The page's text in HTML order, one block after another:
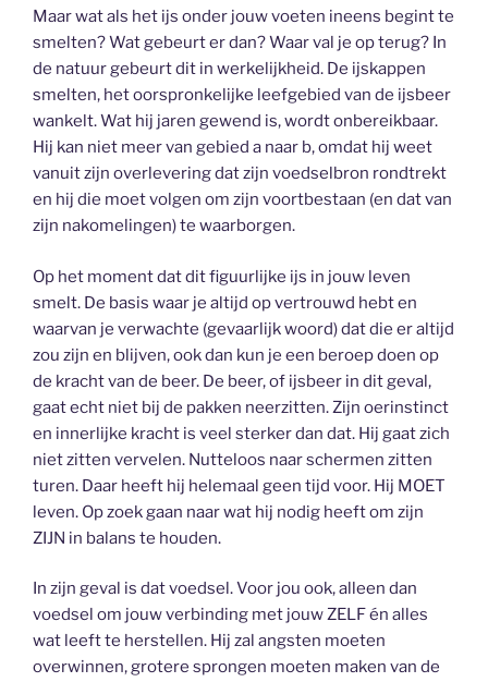
Maar wat als het ijs onder jouw voeten ineens begint te
smelten? Wat gebeurt er dan? Waar val je op terug? In
de natuur gebeurt dit in werkelijkheid. De ijskappen
smelten, het oorspronkelijke leefgebied van de ijsbeer
wankelt. Wat hij jaren gewend is, wordt onbereikbaar.
Hij kan niet meer van gebied a naar b, omdat hij weet
vanuit zijn overlevering dat zijn voedselbron rondtrekt
en hij die moet volgen om zijn voortbestaan (en dat van
zijn nakomelingen) te waarborgen.
Op het moment dat dit figuurlijke ijs in jouw leven
smelt. De basis waar je altijd op vertrouwd hebt en
waarvan je verwachte (gevaarlijk woord) dat die er altijd
zou zijn en blijven, ook dan kun je een beroep doen op
de kracht van de beer. De beer, of ijsbeer in dit geval,
gaat echt niet bij de pakken neerzitten. Zijn oerinstinct
en innerlijke kracht is veel sterker dan dat. Hij gaat zich
niet zitten vervelen. Nutteloos naar schermen zitten
turen. Daar heeft hij helemaal geen tijd voor. Hij MOET
leven. Op zoek gaan naar wat hij nodig heeft om zijn
ZIJN in balans te houden.
In zijn geval is dat voedsel. Voor jou ook, alleen dan
voedsel om jouw verbinding met jouw ZELF én alles
wat leeft te herstellen. Hij zal angsten moeten
overwinnen, grotere sprongen moeten maken van de